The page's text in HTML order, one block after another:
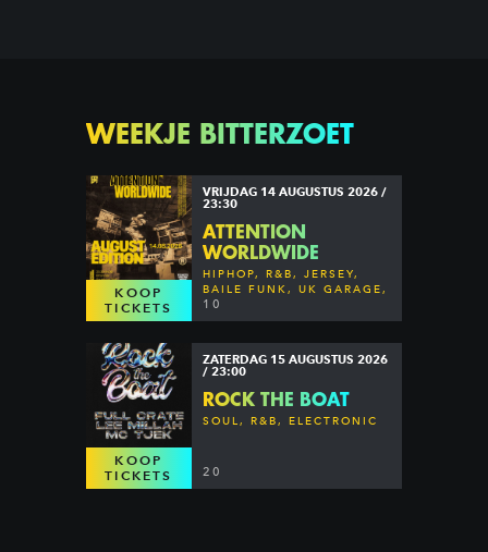
WEEKJE BITTERZOET
KOOP
TICKETS
VRIJDAG 14 AUGUSTUS 2026 /
23:30
ATTENTION
WORLDWIDE
HIPHOP, R&B, JERSEY,
BAILE FUNK, UK GARAGE,
DANCEHALL & MORE
10
KOOP
TICKETS
ZATERDAG 15 AUGUSTUS 2026
/ 23:00
ROCK THE BOAT
SOUL, R&B, ELECTRONIC
20